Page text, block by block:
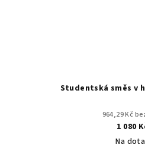
Studentská směs v
964,29 Kč
1 080
Na